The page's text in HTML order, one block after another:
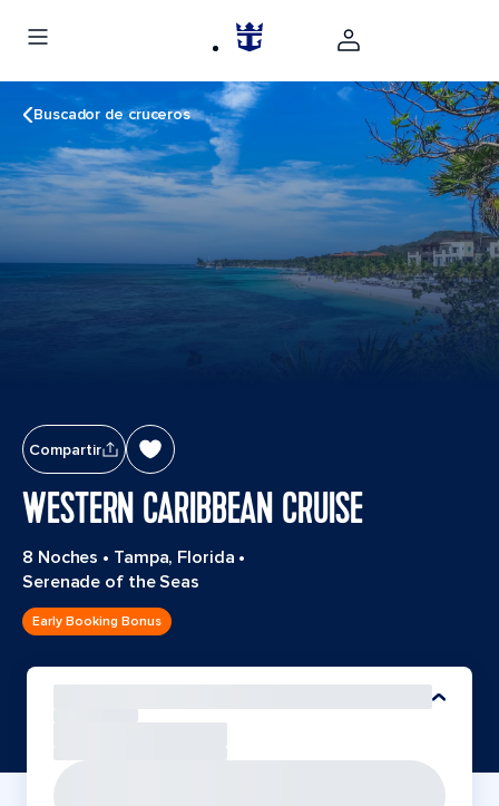
Buscador de cruceros
Compartir
WESTERN CARIBBEAN CRUISE
8 Noches • Tampa, Florida •
Serenade of the Seas
Early Booking Bonus